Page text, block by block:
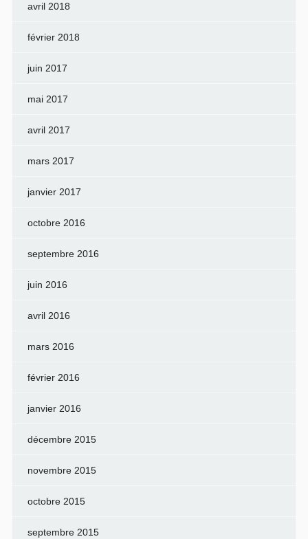
avril 2018
février 2018
juin 2017
mai 2017
avril 2017
mars 2017
janvier 2017
octobre 2016
septembre 2016
juin 2016
avril 2016
mars 2016
février 2016
janvier 2016
décembre 2015
novembre 2015
octobre 2015
septembre 2015